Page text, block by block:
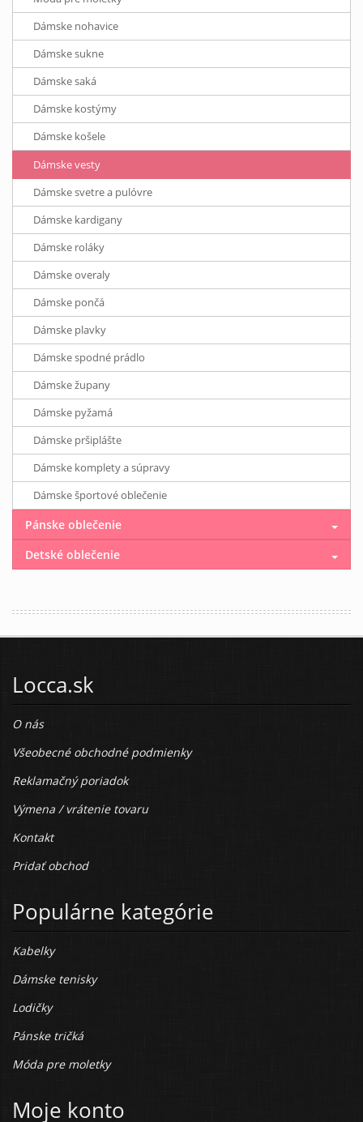
Dámske nohavice
Dámske sukne
Dámske saká
Dámske kostýmy
Dámske košele
Dámske vesty
Dámske svetre a pulóvre
Dámske kardigany
Dámske roláky
Dámske overaly
Dámske pončá
Dámske plavky
Dámske spodné prádlo
Dámske župany
Dámske pyžamá
Dámske pršiplášte
Dámske komplety a súpravy
Dámske športové oblečenie
Pánske oblečenie
Detské oblečenie
Locca.sk
O nás
Všeobecné obchodné podmienky
Reklamačný poriadok
Výmena / vrátenie tovaru
Kontakt
Pridať obchod
Populárne kategórie
Kabelky
Dámske tenisky
Lodičky
Pánske tričká
Móda pre moletky
Moje konto